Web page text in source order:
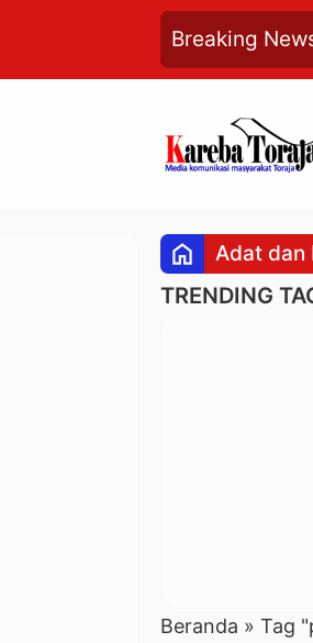
Breaking
home Adat dan
TRENDING
Beranda » Tag